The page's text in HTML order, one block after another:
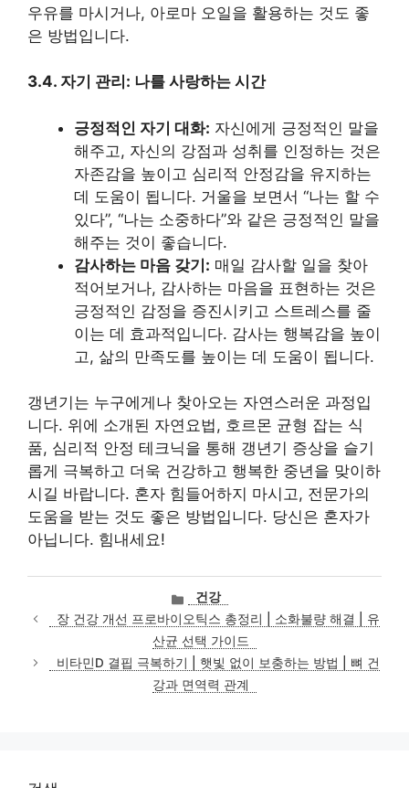
우유를 마시거나, 아로마 오일을 활용하는 것도 좋
은 방법입니다.
3.4. 자기 관리: 나를 사랑하는 시간
긍정적인 자기 대화: 자신에게 긍정적인 말을
해주고, 자신의 강점과 성취를 인정하는 것은
자존감을 높이고 심리적 안정감을 유지하는
데 도움이 됩니다. 거울을 보면서 “나는 할 수
있다”, “나는 소중하다”와 같은 긍정적인 말을
해주는 것이 좋습니다.
감사하는 마음 갖기: 매일 감사할 일을 찾아
적어보거나, 감사하는 마음을 표현하는 것은
긍정적인 감정을 증진시키고 스트레스를 줄
이는 데 효과적입니다. 감사는 행복감을 높이
고, 삶의 만족도를 높이는 데 도움이 됩니다.
갱년기는 누구에게나 찾아오는 자연스러운 과정입
니다. 위에 소개된 자연요법, 호르몬 균형 잡는 식
품, 심리적 안정 테크닉을 통해 갱년기 증상을 슬기
롭게 극복하고 더욱 건강하고 행복한 중년을 맞이하
시길 바랍니다. 혼자 힘들어하지 마시고, 전문가의
도움을 받는 것도 좋은 방법입니다. 당신은 혼자가
아닙니다. 힘내세요!
카
테
고
리
건강
장 건강 개선 프로바이오틱스 총정리 | 소화불량 해결 | 유
산균 선택 가이드
비타민D 결핍 극복하기 | 햇빛 없이 보충하는 방법 | 뼈 건
강과 면역력 관계